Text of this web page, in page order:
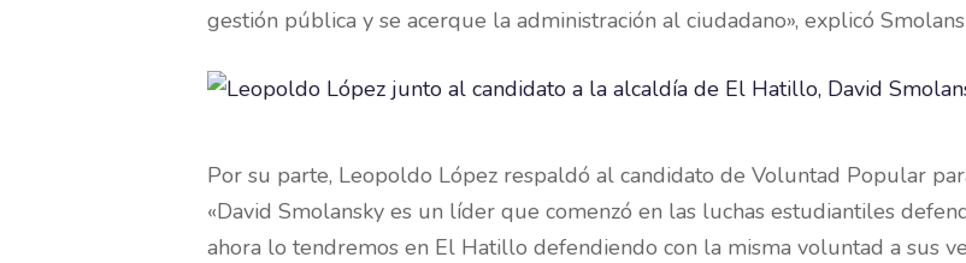
gestión pública y se acerque la administración al ciudadano», explicó
Por su parte, Leopoldo López respaldó al candidato de Voluntad Popular
«David Smolansky es un líder que comenzó en las luchas estudiantiles
ahora lo tendremos en El Hatillo defendiendo con la misma voluntad a sus